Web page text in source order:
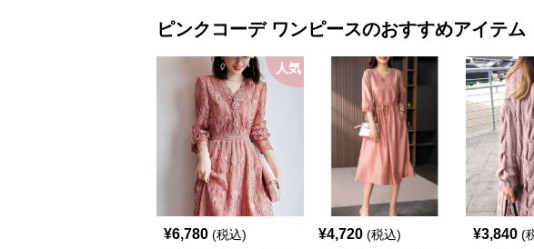
ピンクコーデ ワンピースのおすすめアイテム
人気
¥6,780 (税込) ¥4,720 (税込) ¥3,840 (